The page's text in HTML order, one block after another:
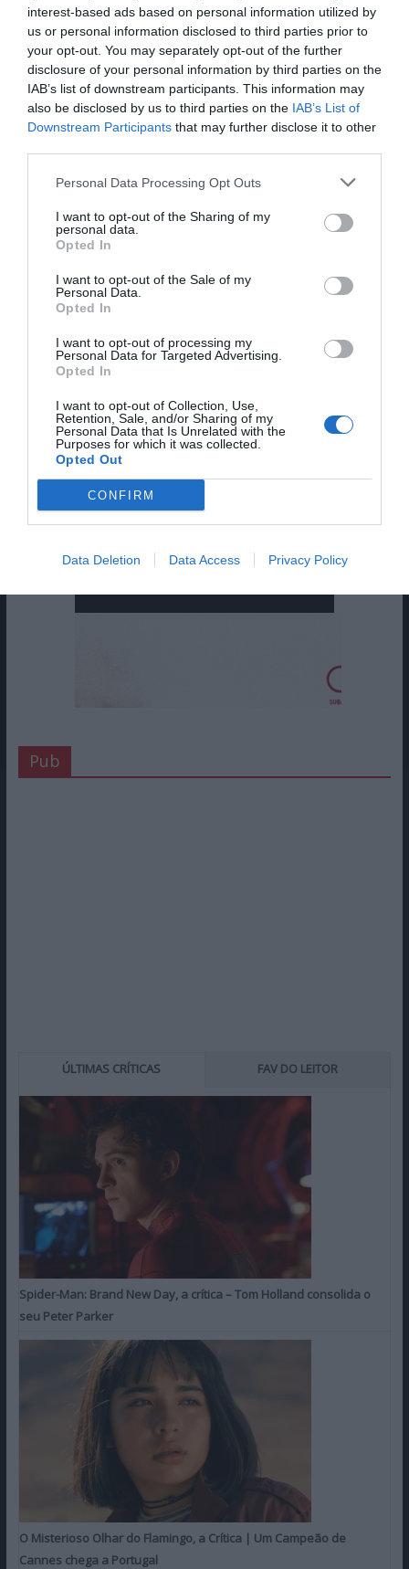
interest-based ads based on personal information utilized by
us or personal information disclosed to third parties prior to
your opt-out. You may separately opt-out of the further
disclosure of your personal information by third parties on the
IAB’s list of downstream participants. This information may
also be disclosed by us to third parties on the IAB’s List of
Downstream Participants that may further disclose it to other
Personal Data Processing Opt Outs
I want to opt-out of the Sharing of my
personal data.
Opted In
I want to opt-out of the Sale of my
Personal Data.
Opted In
I want to opt-out of processing my
Personal Data for Targeted Advertising.
Opted In
I want to opt-out of Collection, Use,
Retention, Sale, and/or Sharing of my
Personal Data that Is Unrelated with the
Purposes for which it was collected.
Opted Out
CONFIRM
Data Deletion Data Access Privacy Policy
Cine Estreias HD
Pub
ÚLTIMAS CRÍTICAS FAV DO LEITOR
Spider-Man: Brand New Day, a crítica – Tom Holland consolida o
seu Peter Parker
O Misterioso Olhar do Flamingo, a Crítica | Um Campeão de
Cannes chega a Portugal